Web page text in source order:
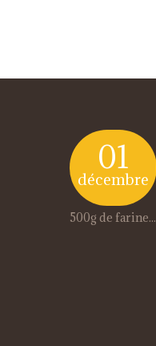
01
décembre
500g de farine...